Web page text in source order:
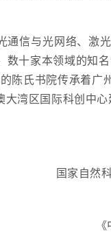
通信与光网络、激
数十家本领域的知
陈氏书院传承着广
大湾区国际科创中
国家自然